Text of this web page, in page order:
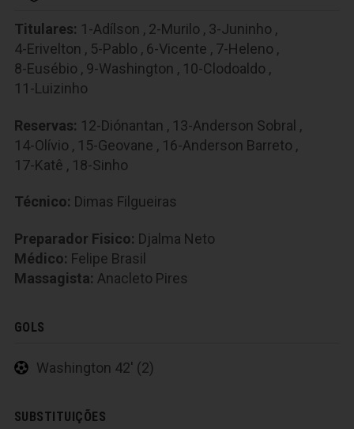
Titulares: 1-Adílson , 2-Murilo , 3-Juninho ,
4-Erivelton , 5-Pablo , 6-Vicente , 7-Heleno ,
8-Eusébio , 9-Washington , 10-Clodoaldo ,
11-Luizinho
Reservas: 12-Diónantan , 13-Anderson Sobral ,
14-Olívio , 15-Geovane , 16-Anderson Barreto ,
17-Katê , 18-Sinho
Técnico: Dimas Filgueiras
Preparador Fisico: Djalma Neto
Médico: Felipe Brasil
Massagista: Anacleto Pires
GOLS
Washington 42' (2)
SUBSTITUIÇÕES